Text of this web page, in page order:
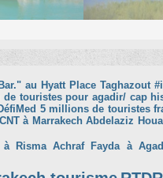
au Hyatt Place Taghazout
touristes pour agadir/ cap
5 millions de touristes
à Marrakech Abdelaziz
à Risma Achraf Fayda à